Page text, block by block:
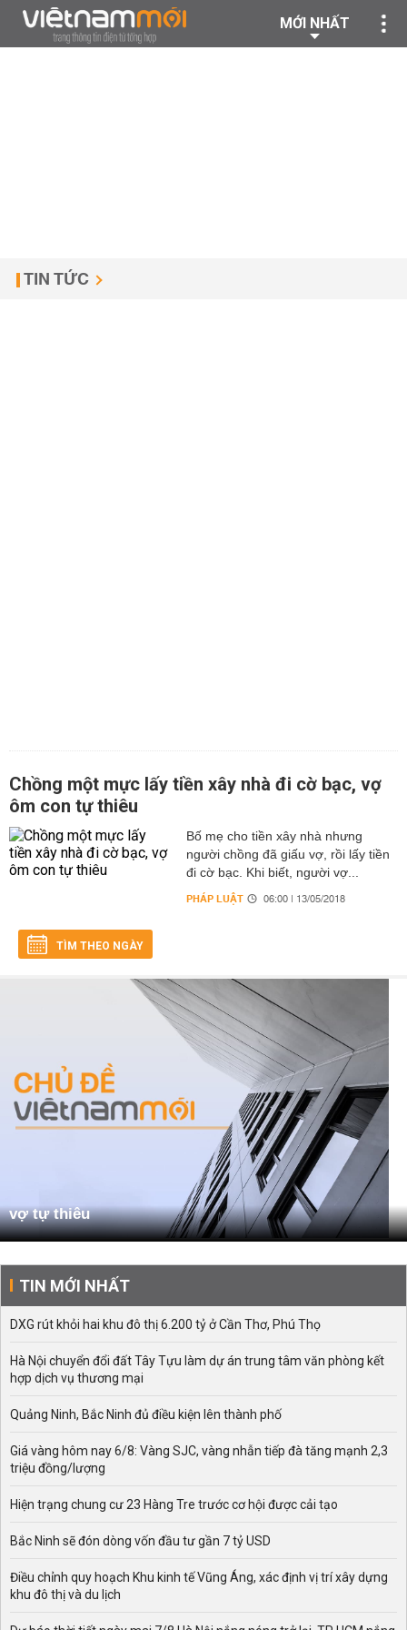
MỚI NHẤT
TIN TỨC
Chồng một mực lấy tiền xây nhà đi cờ bạc, vợ
ôm con tự thiêu
Bố mẹ cho tiền xây nhà nhưng
người chồng đã giấu vợ, rồi lấy tiền
đi cờ bạc. Khi biết, người vợ...
PHÁP LUẬT 06:00 | 13/05/2018
TÌM THEO NGÀY
vợ tự thiêu
TIN MỚI NHẤT
DXG rút khỏi hai khu đô thị 6.200 tỷ ở Cần Thơ, Phú Thọ
Hà Nội chuyển đổi đất Tây Tựu làm dự án trung tâm văn phòng kết
hợp dịch vụ thương mại
Quảng Ninh, Bắc Ninh đủ điều kiện lên thành phố
Giá vàng hôm nay 6/8: Vàng SJC, vàng nhẫn tiếp đà tăng mạnh 2,3
triệu đồng/lượng
Hiện trạng chung cư 23 Hàng Tre trước cơ hội được cải tạo
Bắc Ninh sẽ đón dòng vốn đầu tư gần 7 tỷ USD
Điều chỉnh quy hoạch Khu kinh tế Vũng Áng, xác định vị trí xây dựng
khu đô thị và du lịch